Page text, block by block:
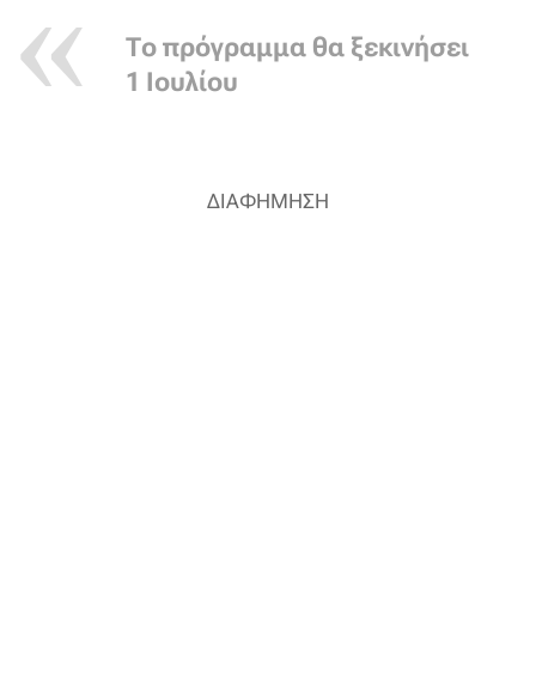
Το πρόγραμμα θα ξεκινήσει
1 Ιουλίου
ΔΙΑΦΗΜΗΣΗ